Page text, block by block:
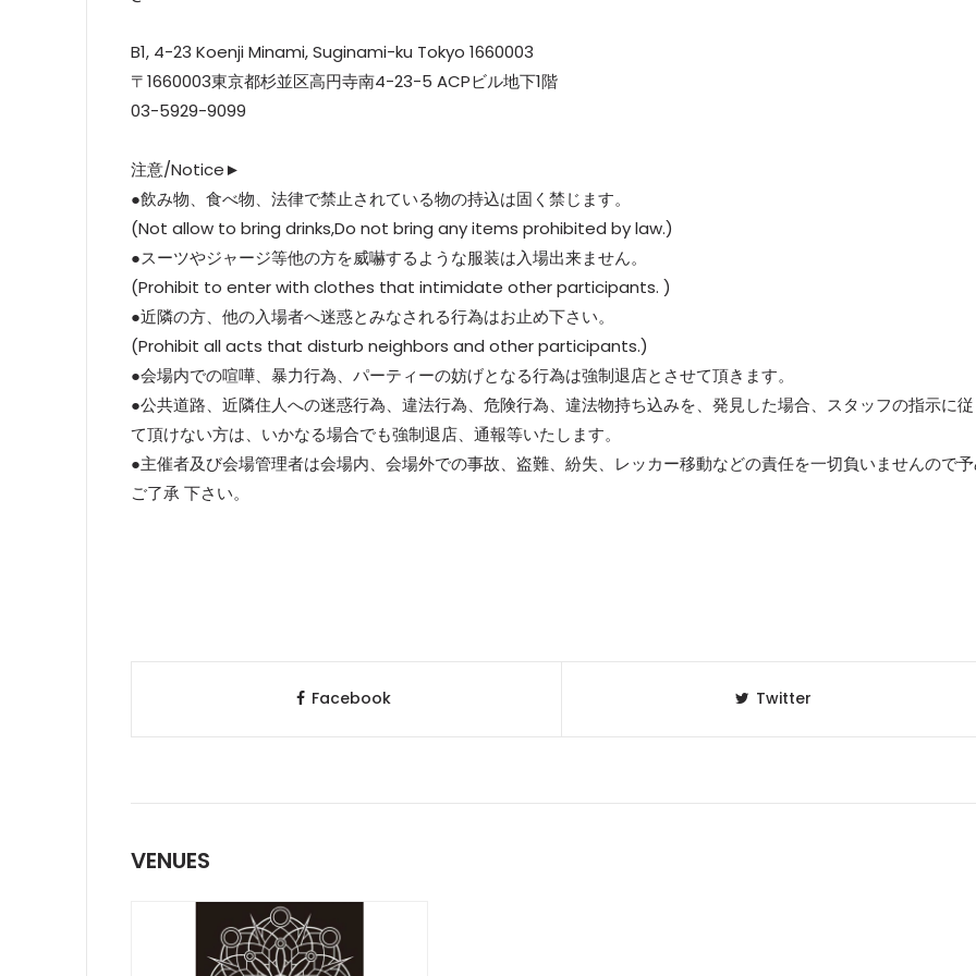
B1, 4-23 Koenji Minami, Suginami-ku Tokyo 1660003
〒1660003東京都杉並区高円寺南4-23-5 ACPビル地下1階
03-5929-9099
注意/Notice►
●飲み物、食べ物、法律で禁止されている物の持込は固く禁じます。
(Not allow to bring drinks,Do not bring any items prohibited by law.)
●スーツやジャージ等他の方を威嚇するような服装は入場出来ません。
(Prohibit to enter with clothes that intimidate other participants. )
●近隣の方、他の入場者へ迷惑とみなされる行為はお止め下さい。
(Prohibit all acts that disturb neighbors and other participants.)
●会場内での喧嘩、暴力行為、パーティーの妨げとなる行為は強制退店とさせて頂きます。
●公共道路、近隣住人への迷惑行為、違法行為、危険行為、違法物持ち込みを、発見した場合、スタッフの指示に
て頂けない方は、いかなる場合でも強制退店、通報等いたします。
●主催者及び会場管理者は会場内、会場外での事故、盗難、紛失、レッカー移動などの責任を一切負いませんので
ご了承 下さい。
Facebook Twitter
VENUES